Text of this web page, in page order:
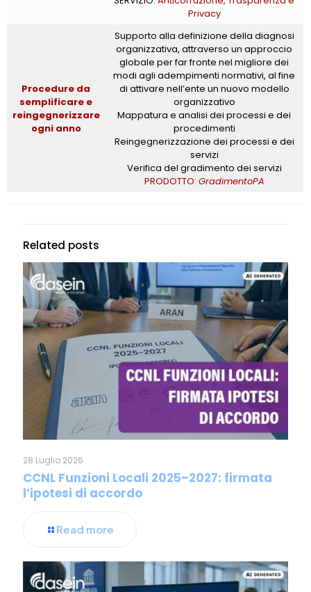
Privacy
Procedure da
semplificare e
reingegnerizzare
ogni anno
Supporto alla definizione della diagnosi
organizzativa, attraverso un approccio
globale per far fronte nel migliore dei
modi agli adempimenti normativi, al fine
di attivare nell’ente un nuovo modello
organizzativo
Mappatura e analisi dei processi e dei
procedimenti
Reingegnerizzazione dei processi e dei
servizi
Verifica del gradimento dei servizi
PRODOTTO: GradimentoPA
Related posts
28 Luglio 2026
CCNL Funzioni Locali 2025–2027: firmata
l’ipotesi di accordo
Read more